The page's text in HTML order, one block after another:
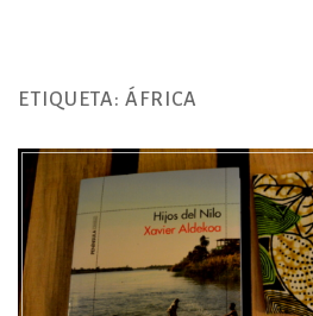
ETIQUETA:ÁFRICA